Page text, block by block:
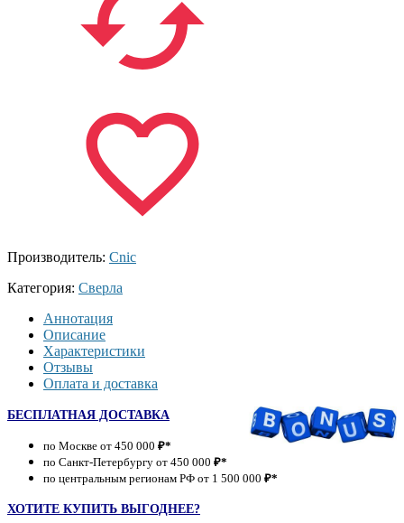
Производитель: Cnic
Категория: Сверла
Аннотация
Описание
Характеристики
Отзывы
Оплата и доставка
БЕСПЛАТНАЯ ДОСТАВКА
по Москве от 450 000 ₽*
по Санкт-Петербургу от 450 000 ₽*
по центральным регионам РФ от 1 500 000 ₽*
ХОТИТЕ КУПИТЬ ВЫГОДНЕЕ?